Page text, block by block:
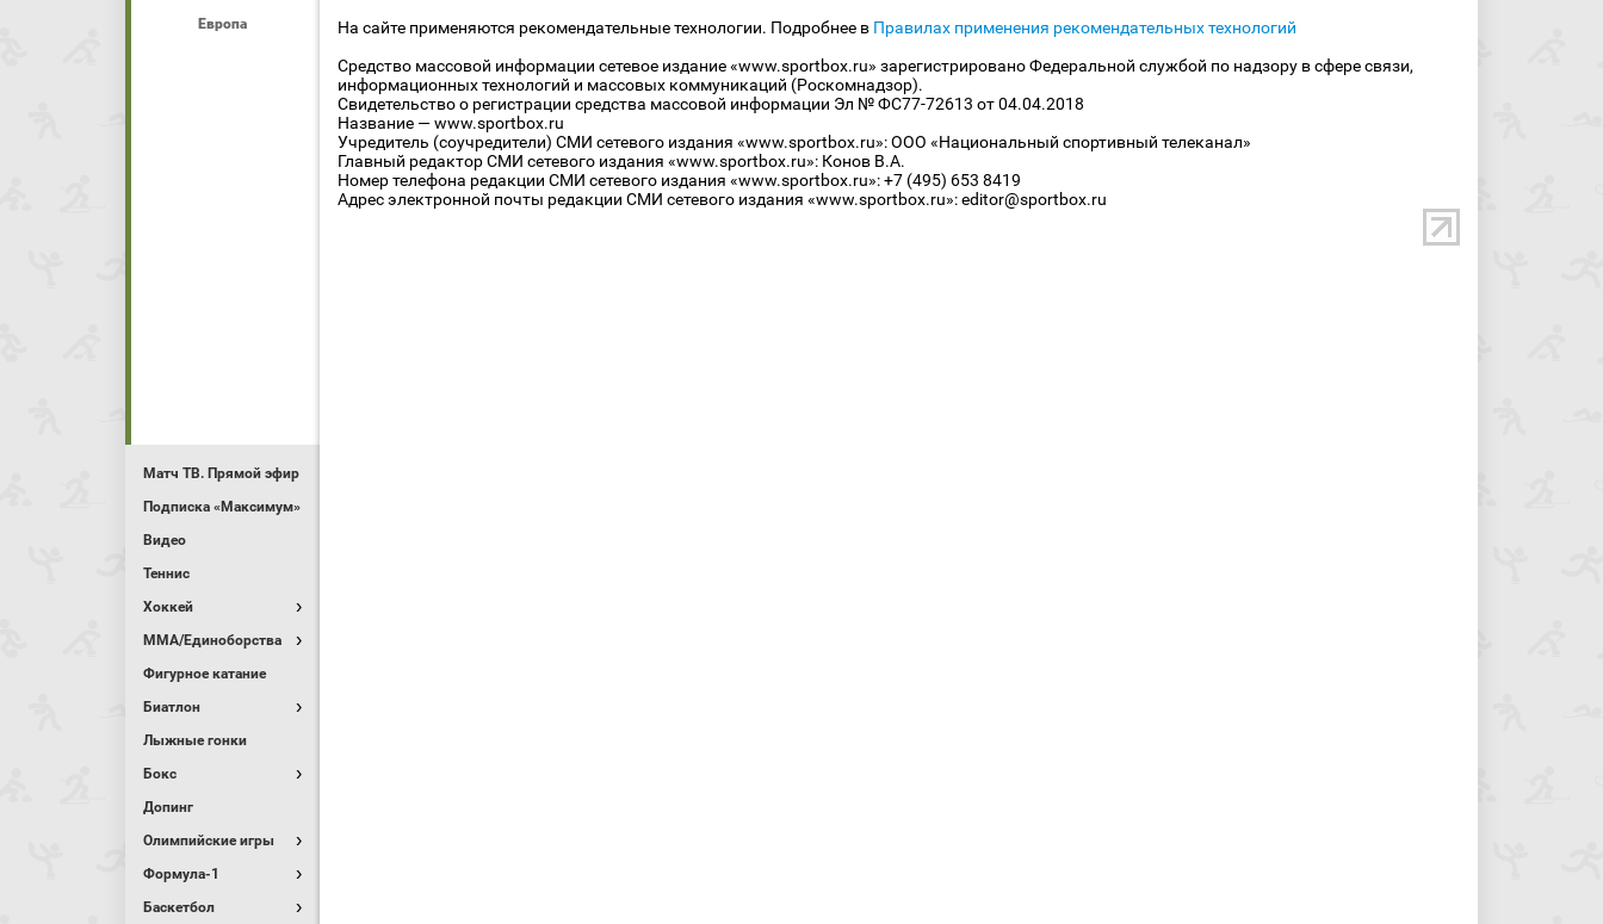
Европа
Матч ТВ. Прямой эфир
Подписка «Максимум»
Видео
Теннис
Хоккей
MMA/Единоборства
Фигурное катание
Биатлон
Лыжные гонки
Бокс
Допинг
Олимпийские игры
Формула-1
Баскетбол
На сайте применяются рекомендательные технологии. Подробнее в Правилах применения рекомендательных технологий
Средство массовой информации сетевое издание «www.sportbox.ru» зарегистрировано Федеральной службой по надзору в сфере связи,
информационных технологий и массовых коммуникаций (Роскомнадзор).
Свидетельство о регистрации средства массовой информации Эл № ФС77-72613 от 04.04.2018
Название — www.sportbox.ru
Учредитель (соучредители) СМИ сетевого издания «www.sportbox.ru»: ООО «Национальный спортивный телеканал»
Главный редактор СМИ сетевого издания «www.sportbox.ru»: Конов В.А.
Номер телефона редакции СМИ сетевого издания «www.sportbox.ru»: +7 (495) 653 8419
Адрес электронной почты редакции СМИ сетевого издания «www.sportbox.ru»: editor@sportbox.ru